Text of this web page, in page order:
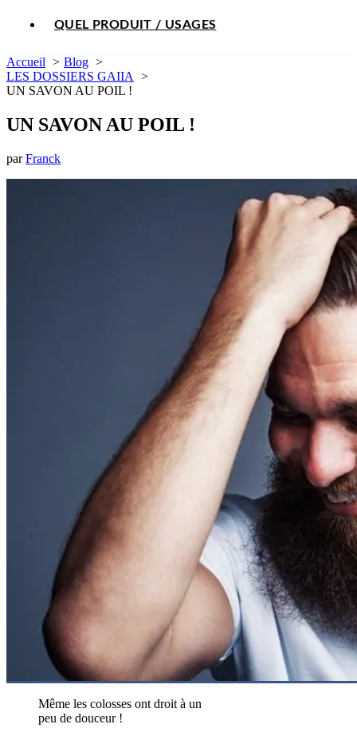
QUEL PRODUIT / USAGES
Accueil
Blog
LES DOSSIERS GAIIA
UN SAVON AU POIL !
UN SAVON AU POIL !
parFranck
Même les colosses ont droit à un
peu de douceur !